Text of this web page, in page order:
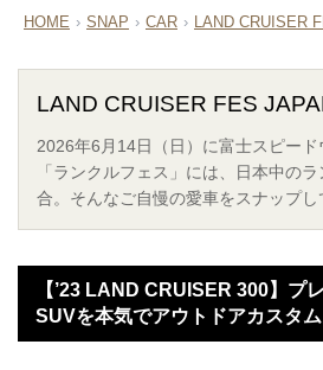
HOME › SNAP › CAR › LAND CRUISER
LAND CRUISER FES
2026年6月14日（日）に富士スピード
「ランクルフェス」には、日本中の
合。そんなご自慢の愛車をスナップし
【’23 LAND CRUISER 300】プ
SUVを本気でアウトドアカスタム